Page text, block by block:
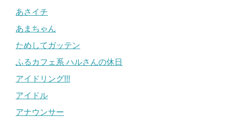
あさイチ
あまちゃん
ためしてガッテン
ふるカフェ系 ハルさんの休日
アイドリング!!!
アイドル
アナウンサー